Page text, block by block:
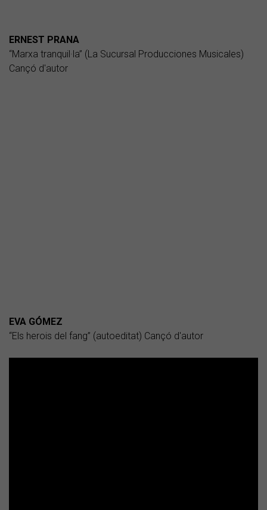
ERNEST PRANA
“Marxa tranquil·la” (La Sucursal Producciones Musicales)
Cançó d'autor
EVA GÓMEZ
“Els herois del fang” (autoeditat) Cançó d'autor